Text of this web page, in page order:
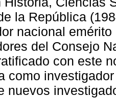
la República
nacional
del Consejo
con este
como
nuevos